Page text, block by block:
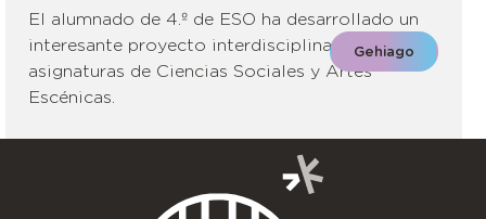
El alumnado de 4.º de ESO ha desarrollado un
interesante proyecto interdisciplinar entre las
asignaturas de Ciencias Sociales y Artes
Escénicas.
Gehiago